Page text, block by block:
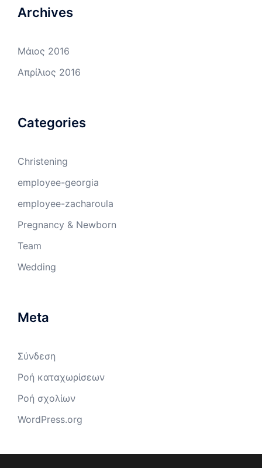
Archives
Μάιος 2016
Απρίλιος 2016
Categories
Christening
employee-georgia
employee-zacharoula
Pregnancy & Newborn
Team
Wedding
Meta
Σύνδεση
Ροή καταχωρίσεων
Ροή σχολίων
WordPress.org